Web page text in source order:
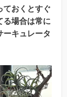
ておくとすぐ
る場合は常に
ーキュレータ